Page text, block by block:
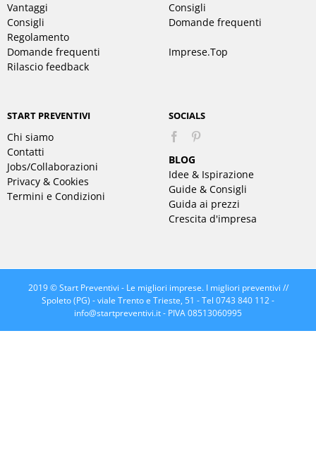
Vantaggi
Consigli
Regolamento
Domande frequenti
Rilascio feedback
Consigli
Domande frequenti
Imprese.Top
START PREVENTIVI
Chi siamo
Contatti
Jobs/Collaborazioni
Privacy & Cookies
Termini e Condizioni
SOCIALS
BLOG
Idee & Ispirazione
Guide & Consigli
Guida ai prezzi
Crescita d'impresa
2019 © Start Preventivi - Le migliori imprese. I migliori preventivi //
Spoleto (PG) - viale Trento e Trieste, 51 - Tel 0743 840 112 -
info@startpreventivi.it- PIVA 08513060995